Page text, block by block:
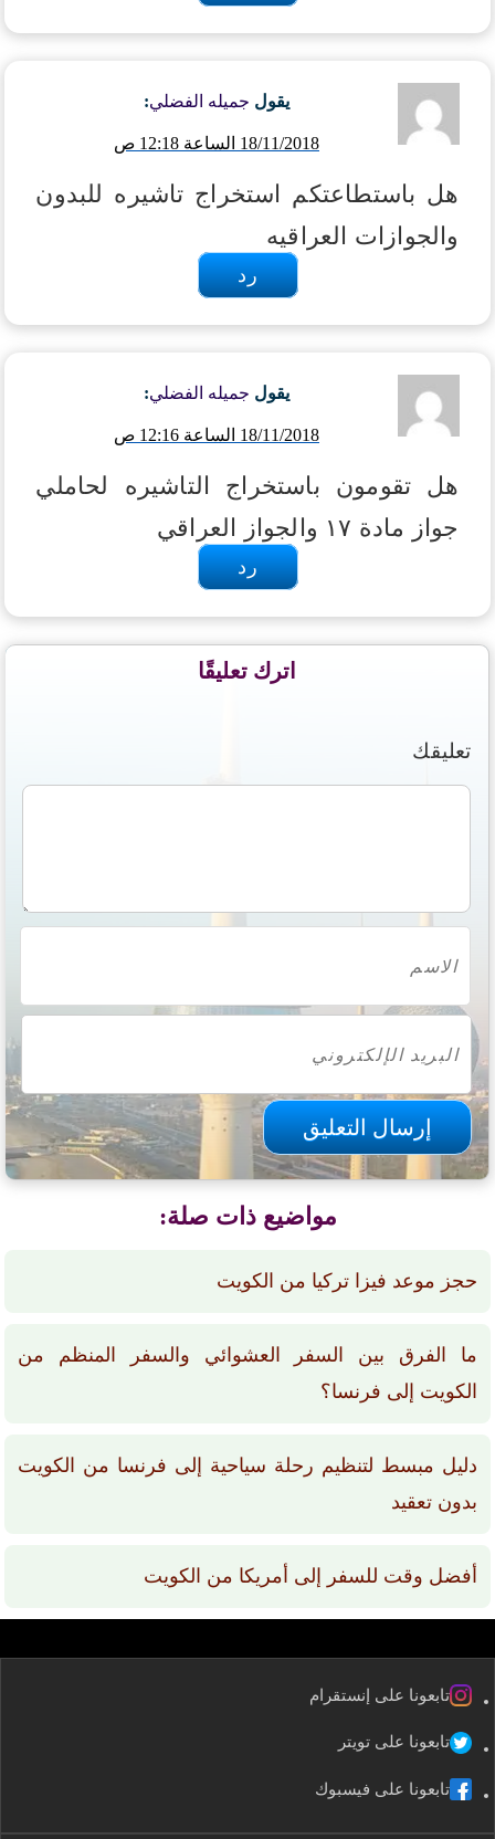
يقول جميله الفضلي:
18/11/2018 الساعة 12:18 ص
هل باستطاعتكم استخراج تاشيره للبدون
والجوازات العراقيه
رد
يقول جميله الفضلي:
18/11/2018 الساعة 12:16 ص
هل تقومون باستخراج التاشيره لحاملي
جواز مادة ١٧ والجواز العراقي
رد
اترك تعليقًا
تعليقك
مواضيع ذات صلة:
حجز موعد فيزا تركيا من الكويت
ما الفرق بين السفر العشوائي والسفر المنظم من
الكويت إلى فرنسا؟
دليل مبسط لتنظيم رحلة سياحية إلى فرنسا من الكويت
بدون تعقيد
أفضل وقت للسفر إلى أمريكا من الكويت
تابعونا على إنستقرام
تابعونا على تويتر
تابعونا على فيسبوك